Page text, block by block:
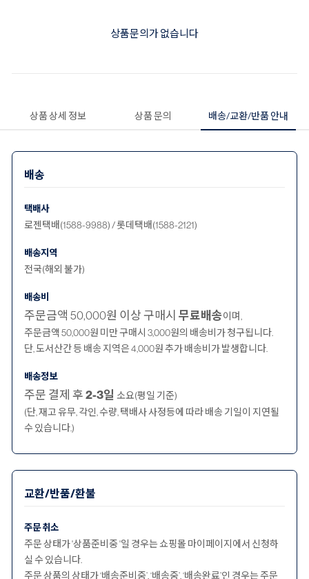
상품문의가 없습니다
상품 상세 정보 상품 문의 배송/교환/반품 안내
배송
택배사
로젠택배(1588-9988) / 롯데택배(1588-2121)
배송지역
전국(해외 불가)
배송비
주문금액 50,000원 이상 구매시 무료배송이며,
주문금액 50,000원 미만 구매시 3,000원의 배송비가 청구됩니다.
단, 도서산간 등 배송 지역은 4,000원 추가 배송비가 발생합니다.
배송정보
주문 결제 후2-3일 소요(평일 기준)
(단, 재고 유무, 각인, 수량, 택배사 사정등에 따라 배송 기일이 지연될
수 있습니다.)
교환/반품/환불
주문 취소
주문 상태가 '상품준비중 '일 경우는 쇼핑몰 마이페이지에서 신청하
실 수 있습니다.
주문 상품의 상태가 ‘배송준비중’, ‘배송중’, ‘배송완료’인 경우는 주문